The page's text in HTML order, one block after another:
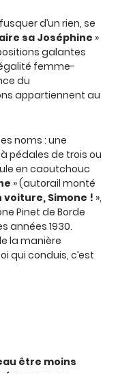
d’un rien, se
sa Joséphine »
galantes
femme-
du
appartiennent au
noms : une
pédales de trois ou
en caoutchouc
» (autorail monté
voiture, Simone ! »,
Pinet de Borde
années 1930.
la manière
qui conduis, c’est
être moins